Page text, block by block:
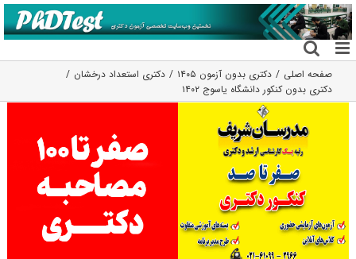
رفتن
به
محتوا
صفحه اصلی دکتری بدون آزمون ۱۴۰۵
دکتری استعداد درخشان
دکتری بدون کنکور دانشگاه یاسوج ۱۴۰۲